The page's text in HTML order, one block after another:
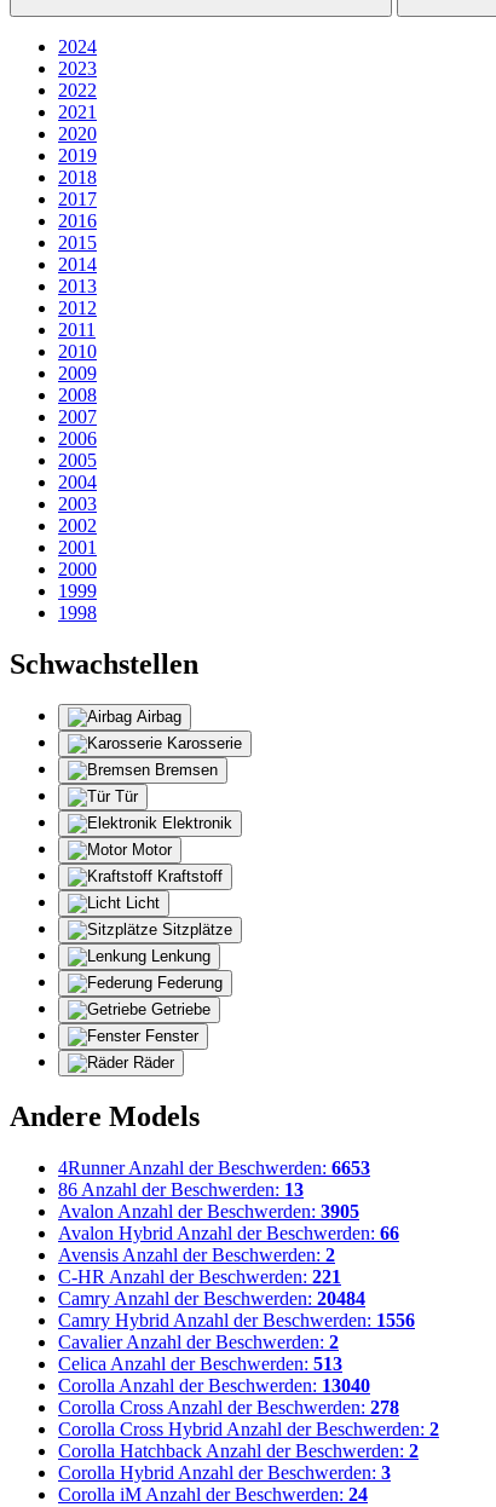
2024
2023
2022
2021
2020
2019
2018
2017
2016
2015
2014
2013
2012
2011
2010
2009
2008
2007
2006
2005
2004
2003
2002
2001
2000
1999
1998
Schwachstellen
Airbag
Karosserie
Bremsen
Tür
Elektronik
Motor
Kraftstoff
Licht
Sitzplätze
Lenkung
Federung
Getriebe
Fenster
Räder
Andere Models
4Runner Anzahl der Beschwerden: 6653
86 Anzahl der Beschwerden: 13
Avalon Anzahl der Beschwerden: 3905
Avalon Hybrid Anzahl der Beschwerden: 66
Avensis Anzahl der Beschwerden: 2
C-HR Anzahl der Beschwerden: 221
Camry Anzahl der Beschwerden: 20484
Camry Hybrid Anzahl der Beschwerden: 1556
Cavalier Anzahl der Beschwerden: 2
Celica Anzahl der Beschwerden: 513
Corolla Anzahl der Beschwerden: 13040
Corolla Cross Anzahl der Beschwerden: 278
Corolla Cross Hybrid Anzahl der Beschwerden: 2
Corolla Hatchback Anzahl der Beschwerden: 2
Corolla Hybrid Anzahl der Beschwerden: 3
Corolla iM Anzahl der Beschwerden: 24